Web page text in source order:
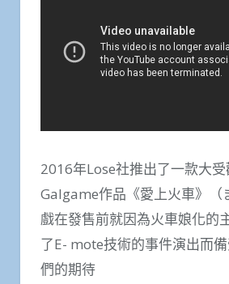
2016年Lose社推出了一款大受
Galgame作品《愛上火車》（
戲在發售前就因為火車娘化的
了E- mote技術的事件演出而
們的期待